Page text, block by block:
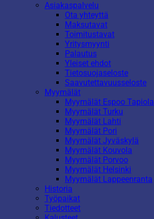
Asiakaspalvelu
Ota yhteyttä
Maksutavat
Toimitustavat
Yritysmyynti
Palautus
Yleiset ehdot
Tietosuojaseloste
Saavutettavuusseloste
Myymälät
Myymälät Espoo Tapiola
Myymälät Turku
Myymälät Lahti
Myymälät Pori
Myymälät Jyväskylä
Myymälät Kouvola
Myymälät Porvoo
Myymälät Helsinki
Myymälät Lappeenranta
Historia
Työpaikat
Tiedotteet